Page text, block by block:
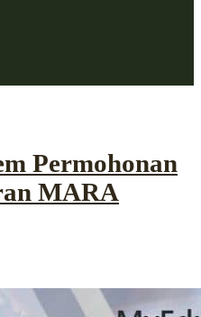
Permohonan
MARA